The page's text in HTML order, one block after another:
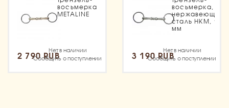
восьмерка
METALINE
2 790 RUB
Нет в наличии
Сообщить о поступлении
восьмерка,
нержавеющая
сталь HKM, 18
мм
3 190 RUB
Нет в наличии
Сообщить о поступлении